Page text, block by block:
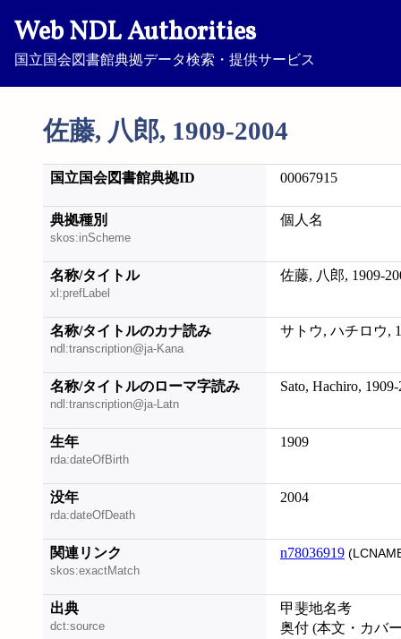
Web NDL Authorities
国立国会図書館典拠データ検索・提供サービス
佐藤, 八郎, 1909-2004
国立国会図書館典拠ID 00067915
典拠種別
skos:inScheme
個人名
名称/タイトル
xl:prefLabel
佐藤, 八郎, 1909-
名称/タイトルのカナ読み
ndl:transcription@ja-Kana
サトウ, ハチロウ,
名称/タイトルのローマ字読み
ndl:transcription@ja-Latn
Sato, Hachiro,
生年
rda:dateOfBirth
1909
没年
rda:dateOfDeath
2004
関連リンク
skos:exactMatch
n78036919
出典
dct:source
甲斐地名考
奥付 (本文・カバ